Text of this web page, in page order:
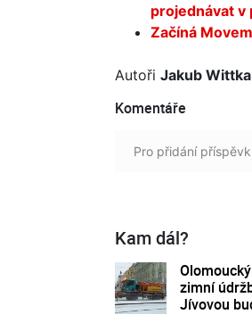
projednávat v
Začíná
Autoři Jakub Wittka
Komentáře
Pro přidání
Kam dál?
zimní
Jívovou